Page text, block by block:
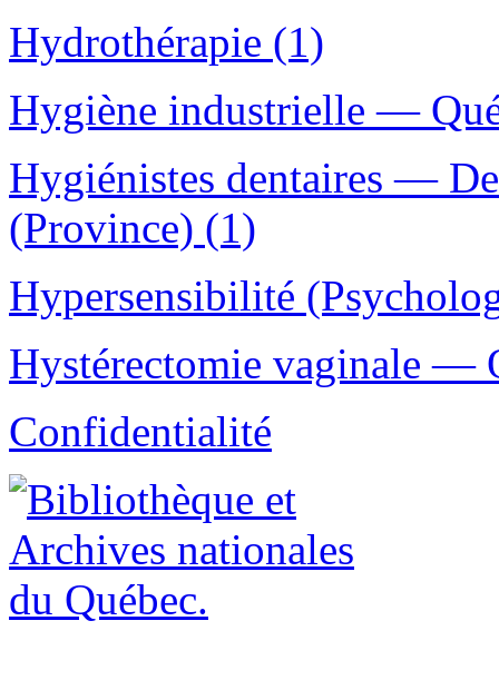
Hydrothérapie (1)
Hygiène industrielle —
Hygiénistes dentaires —
(Province) (1)
Hypersensibilité
Hystérectomie vaginale —
Confidentialité